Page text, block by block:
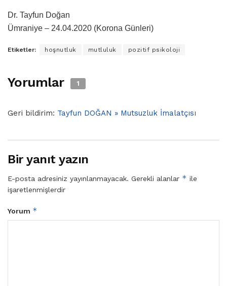
Dr. Tayfun Doğan
Ümraniye – 24.04.2020 (Korona Günleri)
Etiketler: hoşnutluk mutluluk pozitif psikoloji
Yorumlar 1
Geri bildirim: Tayfun DOĞAN » Mutsuzluk İmalatçısı
Bir yanıt yazın
E-posta adresiniz yayınlanmayacak. Gerekli alanlar * ile
işaretlenmişlerdir
Yorum *